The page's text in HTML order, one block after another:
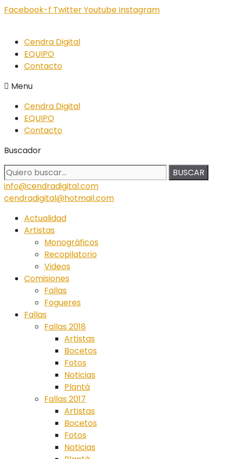
Facebook-f TwitterYoutube Instagram
Cendra Digital
EQUIPO
Contacto
Menu
Cendra Digital
EQUIPO
Contacto
Buscador
BUSCAR
info@cendradigital.com
cendradigital@hotmail.com
Actualidad
Artistas
Monográficos
Recopilatorio
Videos
Comisiones
Fallas
Fogueres
Fallas
Fallas 2018
Artistas
Bocetos
Fotos
Noticias
Plantá
Fallas 2017
Artistas
Bocetos
Fotos
Noticias